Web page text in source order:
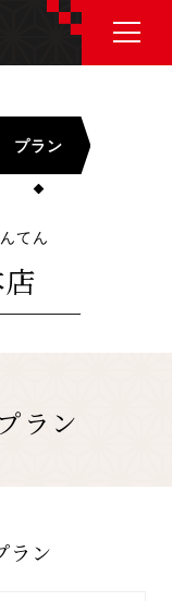
プラン
てん
ラン
ラン